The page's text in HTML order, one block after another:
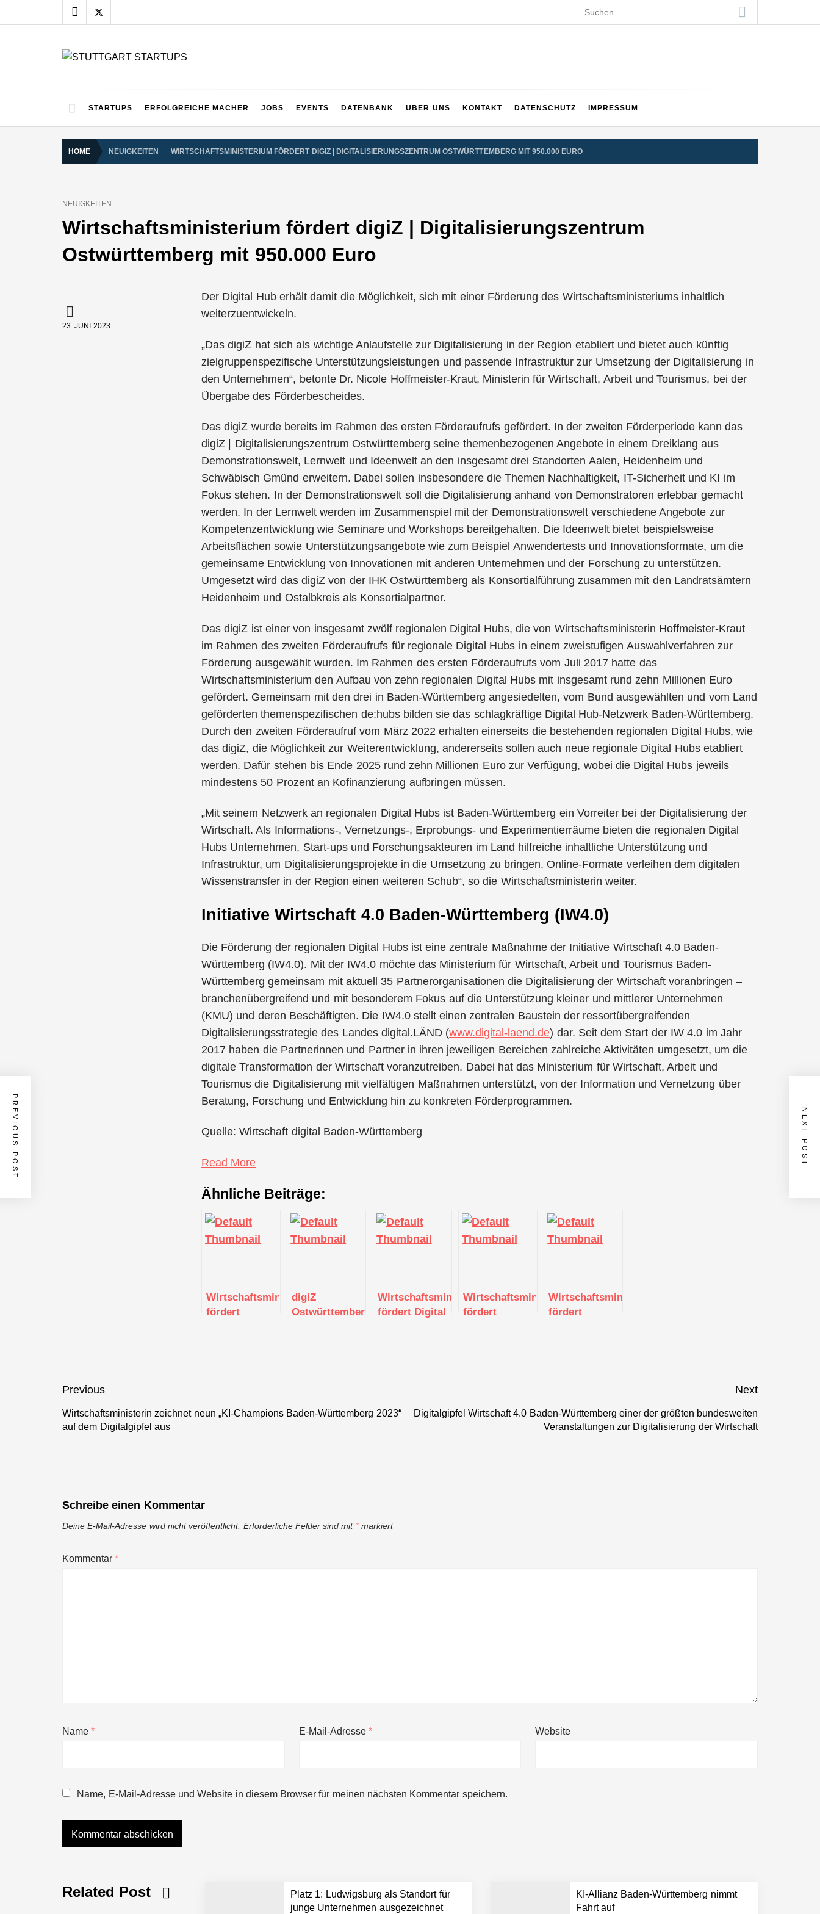
to
Suchen
nach:
STARTUPS ERFOLGREICHE MACHER JOBS EVENTS DATENBANK ÜBER UNS KONTAKT DATENSCHUTZ IMPRESSUM
HOME NEUIGKEITEN WIRTSCHAFTSMINISTERIUM FÖRDERT DIGIZ | DIGITALISIERUNGSZENTRUM OSTWÜRTTEMBERG MIT 950.000 EURO
NEUIGKEITEN
Wirtschaftsministerium fördert digiZ | Digitalisierungszentrum
Ostwürttemberg mit 950.000 Euro
23. JUNI 2023
Der Digital Hub erhält damit die Möglichkeit, sich mit einer Förderung des Wirtschaftsministeriums inhaltlich
weiterzuentwickeln.
„Das digiZ hat sich als wichtige Anlaufstelle zur Digitalisierung in der Region etabliert und bietet auch künftig
zielgruppenspezifische Unterstützungsleistungen und passende Infrastruktur zur Umsetzung der Digitalisierung in
den Unternehmen“, betonte Dr. Nicole Hoffmeister-Kraut, Ministerin für Wirtschaft, Arbeit und Tourismus, bei der
Übergabe des Förderbescheides.
Das digiZ wurde bereits im Rahmen des ersten Förderaufrufs gefördert. In der zweiten Förderperiode kann das
digiZ | Digitalisierungszentrum Ostwürttemberg seine themenbezogenen Angebote in einem Dreiklang aus
Demonstrationswelt, Lernwelt und Ideenwelt an den insgesamt drei Standorten Aalen, Heidenheim und
Schwäbisch Gmünd erweitern. Dabei sollen insbesondere die Themen Nachhaltigkeit, IT-Sicherheit und KI im
Fokus stehen. In der Demonstrationswelt soll die Digitalisierung anhand von Demonstratoren erlebbar gemacht
werden. In der Lernwelt werden im Zusammenspiel mit der Demonstrationswelt verschiedene Angebote zur
Kompetenzentwicklung wie Seminare und Workshops bereitgehalten. Die Ideenwelt bietet beispielsweise
Arbeitsflächen sowie Unterstützungsangebote wie zum Beispiel Anwendertests und Innovationsformate, um die
gemeinsame Entwicklung von Innovationen mit anderen Unternehmen und der Forschung zu unterstützen.
Umgesetzt wird das digiZ von der IHK Ostwürttemberg als Konsortialführung zusammen mit den Landratsämtern
Heidenheim und Ostalbkreis als Konsortialpartner.
Das digiZ ist einer von insgesamt zwölf regionalen Digital Hubs, die von Wirtschaftsministerin Hoffmeister-Kraut
im Rahmen des zweiten Förderaufrufs für regionale Digital Hubs in einem zweistufigen Auswahlverfahren zur
Förderung ausgewählt wurden. Im Rahmen des ersten Förderaufrufs vom Juli 2017 hatte das
Wirtschaftsministerium den Aufbau von zehn regionalen Digital Hubs mit insgesamt rund zehn Millionen Euro
gefördert. Gemeinsam mit den drei in Baden-Württemberg angesiedelten, vom Bund ausgewählten und vom Land
geförderten themenspezifischen de:hubs bilden sie das schlagkräftige Digital Hub-Netzwerk Baden-Württemberg.
Durch den zweiten Förderaufruf vom März 2022 erhalten einerseits die bestehenden regionalen Digital Hubs, wie
das digiZ, die Möglichkeit zur Weiterentwicklung, andererseits sollen auch neue regionale Digital Hubs etabliert
werden. Dafür stehen bis Ende 2025 rund zehn Millionen Euro zur Verfügung, wobei die Digital Hubs jeweils
mindestens 50 Prozent an Kofinanzierung aufbringen müssen.
„Mit seinem Netzwerk an regionalen Digital Hubs ist Baden-Württemberg ein Vorreiter bei der Digitalisierung der
Wirtschaft. Als Informations-, Vernetzungs-, Erprobungs- und Experimentierräume bieten die regionalen Digital
Hubs Unternehmen, Start-ups und Forschungsakteuren im Land hilfreiche inhaltliche Unterstützung und
Infrastruktur, um Digitalisierungsprojekte in die Umsetzung zu bringen. Online-Formate verleihen dem digitalen
Wissenstransfer in der Region einen weiteren Schub“, so die Wirtschaftsministerin weiter.
Initiative Wirtschaft 4.0 Baden-Württemberg (IW4.0)
Die Förderung der regionalen Digital Hubs ist eine zentrale Maßnahme der Initiative Wirtschaft 4.0 Baden-
Württemberg (IW4.0). Mit der IW4.0 möchte das Ministerium für Wirtschaft, Arbeit und Tourismus Baden-
Württemberg gemeinsam mit aktuell 35 Partnerorganisationen die Digitalisierung der Wirtschaft voranbringen –
branchenübergreifend und mit besonderem Fokus auf die Unterstützung kleiner und mittlerer Unternehmen
(KMU) und deren Beschäftigten. Die IW4.0 stellt einen zentralen Baustein der ressortübergreifenden
Digitalisierungsstrategie des Landes digital.LÄND (www.digital-laend.de) dar. Seit dem Start der IW 4.0 im Jahr
2017 haben die Partnerinnen und Partner in ihren jeweiligen Bereichen zahlreiche Aktivitäten umgesetzt, um die
digitale Transformation der Wirtschaft voranzutreiben. Dabei hat das Ministerium für Wirtschaft, Arbeit und
Tourismus die Digitalisierung mit vielfältigen Maßnahmen unterstützt, von der Information und Vernetzung über
Beratung, Forschung und Entwicklung hin zu konkreten Förderprogrammen.
Quelle: Wirtschaft digital Baden-Württemberg
Read More
Ähnliche Beiträge:
Wirtschaftsministerium
fördert
digiZ
Ostwürttemberg
Wirtschaftsministerium
fördert Digital
Wirtschaftsministerium
fördert
Wirtschaftsministerium
fördert
Beitragsnavigation
Previous
Previous
post:
Wirtschaftsministerin zeichnet neun „KI-Champions Baden-Württemberg 2023“
auf dem Digitalgipfel aus
Next
post:
Digitalgipfel Wirtschaft 4.0 Baden-Württemberg einer der größten bundesweiten
Veranstaltungen zur Digitalisierung der Wirtschaft
PREVIOUS POST NEXT POST
Schreibe einen Kommentar
Deine E-Mail-Adresse wird nicht veröffentlicht. Erforderliche Felder sind mit *markiert
Kommentar*
Name* E-Mail-Adresse * Website
Name, E-Mail-Adresse und Website in diesem Browser für meinen nächsten Kommentar speichern.
Related Post
Platz 1: Ludwigsburg als Standort für
junge Unternehmen ausgezeichnet
KI-Allianz Baden-Württemberg nimmt
Fahrt auf
Simulationsdienstleistung in Minuten statt Wochen: FiniteNow ermöglicht sofortige Angebotskalkulation für schnellere Entwicklungsprozesse